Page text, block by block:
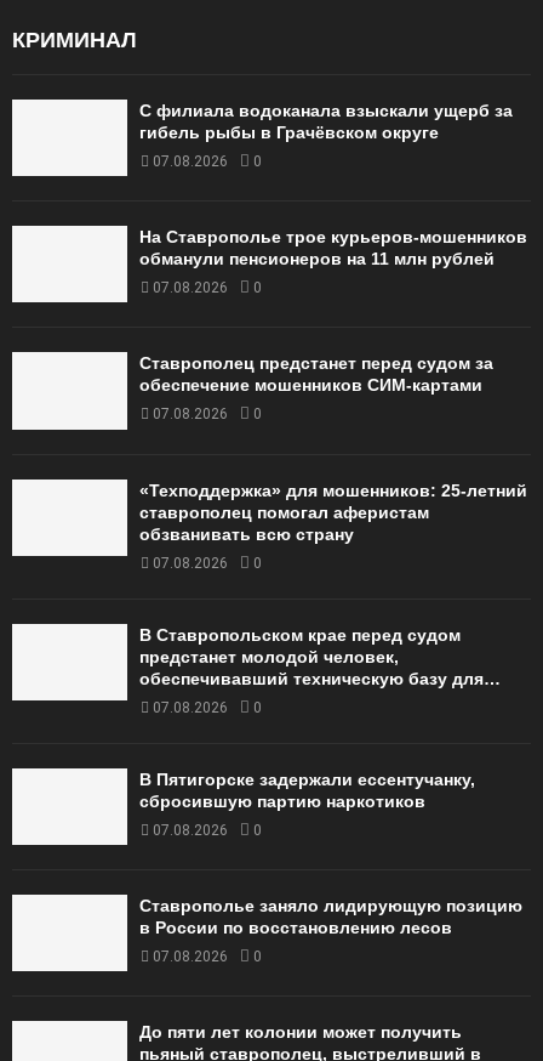
КРИМИНАЛ
С филиала водоканала взыскали ущерб за
гибель рыбы в Грачёвском округе
07.08.2026 0
На Ставрополье трое курьеров-мошенников
обманули пенсионеров на 11 млн рублей
07.08.2026 0
Ставрополец предстанет перед судом за
обеспечение мошенников СИМ-картами
07.08.2026 0
«Техподдержка» для мошенников: 25-летний
ставрополец помогал аферистам
обзванивать всю страну
07.08.2026 0
В Ставропольском крае перед судом
предстанет молодой человек,
обеспечивавший техническую базу для…
07.08.2026 0
В Пятигорске задержали ессентучанку,
сбросившую партию наркотиков
07.08.2026 0
Ставрополье заняло лидирующую позицию
в России по восстановлению лесов
07.08.2026 0
До пяти лет колонии может получить
пьяный ставрополец, выстреливший в